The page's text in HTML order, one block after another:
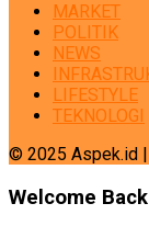
MARKET
POLITIK
NEWS
LIFESTYLE
TEKNOLOGI
© 2025 Aspek.id |
Welcome